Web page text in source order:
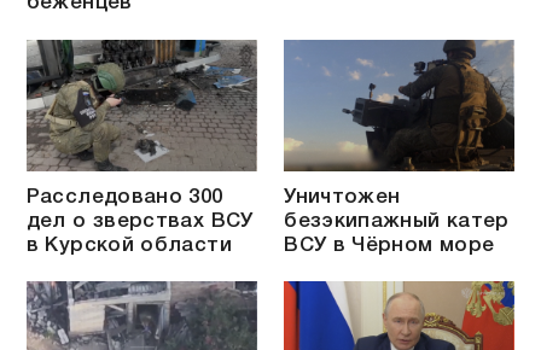
Расследовано 300
дел о зверствах ВСУ
в Курской области
Уничтожен
безэкипажный катер
ВСУ в Чёрном море